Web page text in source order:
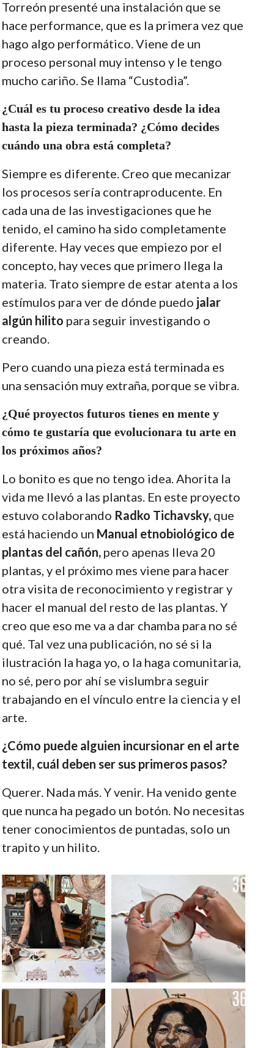
Torreón presenté una instalación que se
hace performance, que es la primera vez que
hago algo performático. Viene de un
proceso personal muy intenso y le tengo
mucho cariño. Se llama “Custodia”.
¿Cuál es tu proceso creativo desde la idea
hasta la pieza terminada? ¿Cómo decides
cuándo una obra está completa?
Siempre es diferente. Creo que mecanizar
los procesos sería contraproducente. En
cada una de las investigaciones que he
tenido, el camino ha sido completamente
diferente. Hay veces que empiezo por el
concepto, hay veces que primero llega la
materia. Trato siempre de estar atenta a los
estímulos para ver de dónde puedo jalar
algún hilito para seguir investigando o
creando.
Pero cuando una pieza está terminada es
una sensación muy extraña, porque se vibra.
¿Qué proyectos futuros tienes en mente y
cómo te gustaría que evolucionara tu arte en
los próximos años?
Lo bonito es que no tengo idea. Ahorita la
vida me llevó a las plantas. En este proyecto
estuvo colaborando Radko Tichavsky, que
está haciendo un Manual etnobiológico de
plantas del cañón, pero apenas lleva 20
plantas, y el próximo mes viene para hacer
otra visita de reconocimiento y registrar y
hacer el manual del resto de las plantas. Y
creo que eso me va a dar chamba para no sé
qué. Tal vez una publicación, no sé si la
ilustración la haga yo, o la haga comunitaria,
no sé, pero por ahí se vislumbra seguir
trabajando en el vínculo entre la ciencia y el
arte.
¿Cómo puede alguien incursionar en el arte
textil, cuál deben ser sus primeros pasos?
Querer. Nada más. Y venir. Ha venido gente
que nunca ha pegado un botón. No necesitas
tener conocimientos de puntadas, solo un
trapito y un hilito.